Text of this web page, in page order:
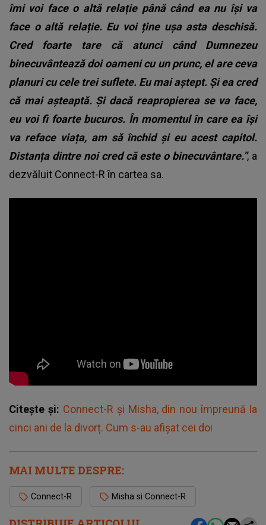
îmi voi face o altă relație până când ea nu își va
face o altă relație. Eu voi ține ușa asta deschisă.
Cred foarte tare că atunci când Dumnezeu
binecuvântează doi oameni cu un prunc, el are ceva
planuri cu cele trei suflete. Eu mai aștept. Și ea cred
că mai așteaptă. Și dacă reapropierea se va face,
eu voi fi foarte bucuros. În momentul în care ea își
va reface viața, am să închid și eu acest capitol.
Distanța dintre noi cred că este o binecuvântare.”, a
dezvăluit Connect-R în cartea sa.
Citește și: Connect-R și Misha, din nou împreună la
cinci ani de la divorț. Cum s-au afișat cei doi
MAI MULTE DESPRE:
Connect-R Misha si Connect-R